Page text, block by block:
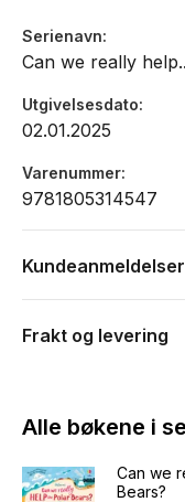
Serienavn
Can we really
Utgivelsesdato
02.01.2025
Varenummer
9781805314547
Kundeanmeldelser
Frakt og levering
Alle bøkene i
Can we
Bears?